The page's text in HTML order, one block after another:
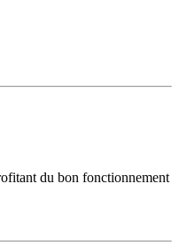
du bon fonctionnement